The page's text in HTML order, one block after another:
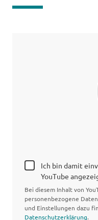
Ich bin damit
YouTube
Bei diesem Inhalt von
personenbezogene
und Einstellungen dazu
Datenschutzerklärung.